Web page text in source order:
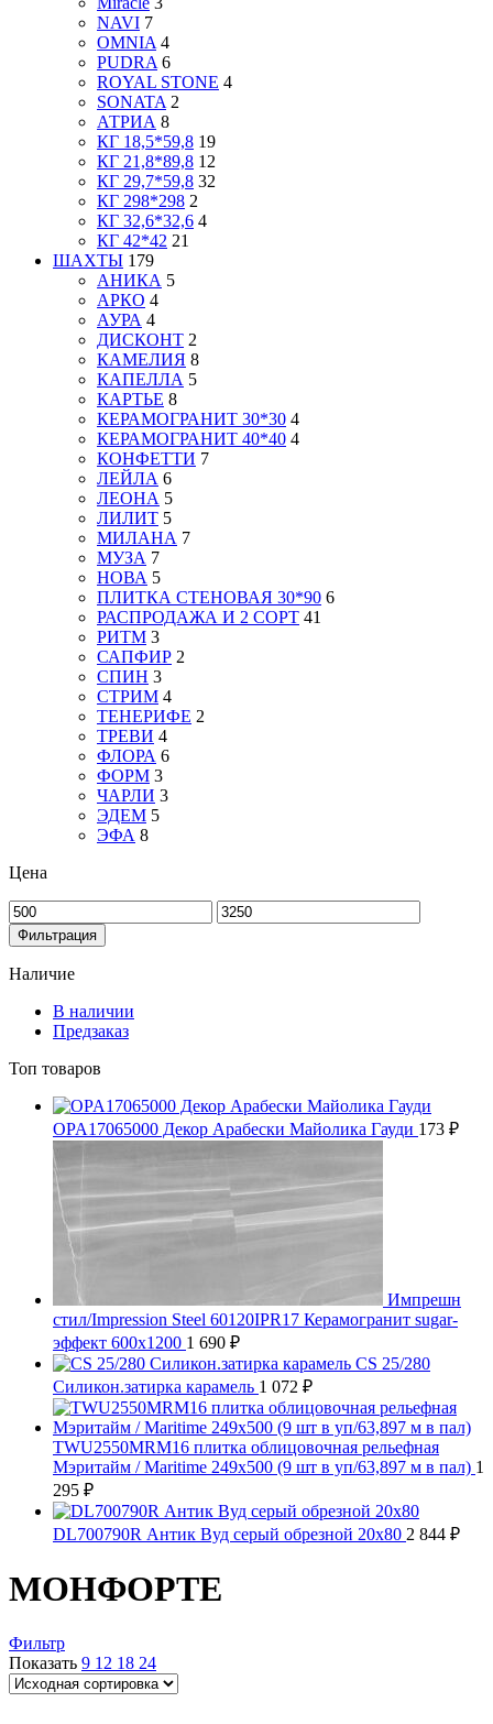
NAVI 7
OMNIA 4
PUDRA 6
ROYAL STONE 4
SONATA 2
АТРИА 8
КГ 18,5*59,8 19
КГ 21,8*89,8 12
КГ 29,7*59,8 32
КГ 298*298 2
КГ 32,6*32,6 4
КГ 42*42 21
ШАХТЫ 179
АНИКА 5
АРКО 4
АУРА 4
ДИСКОНТ 2
КАМЕЛИЯ 8
КАПЕЛЛА 5
КАРТЬЕ 8
КЕРАМОГРАНИТ 30*30 4
КЕРАМОГРАНИТ 40*40 4
КОНФЕТТИ 7
ЛЕЙЛА 6
ЛЕОНА 5
ЛИЛИТ 5
МИЛАНА 7
МУЗА 7
НОВА 5
ПЛИТКА СТЕНОВАЯ 30*90 6
РАСПРОДАЖА И 2 СОРТ 41
РИТМ 3
САПФИР 2
СПИН 3
СТРИМ 4
ТЕНЕРИФЕ 2
ТРЕВИ 4
ФЛОРА 6
ФОРМ 3
ЧАРЛИ 3
ЭДЕМ 5
ЭФА 8
Цена
Минимальная
цена
Максимальная
цена
Фильтрация
Наличие
В наличии
Предзаказ
Топ товаров
OPA17065000 Декор Арабески Майолика Гауди 173 ₽
Импрешн
стил/Impression Steel 60120IPR17 Керамогранит sugar-
эффект 600x1200 1 690 ₽
CS 25/280
Силикон.затирка карамель 1 072 ₽
TWU2550MRM16 плитка облицовочная рельефная
Мэритайм / Maritime 249x500 (9 шт в уп/63,897 м в пал) 1
295 ₽
DL700790R Антик Вуд серый обрезной 20х80 2 844 ₽
МОНФОРТЕ
Фильтр
Показать 9 12 18 24